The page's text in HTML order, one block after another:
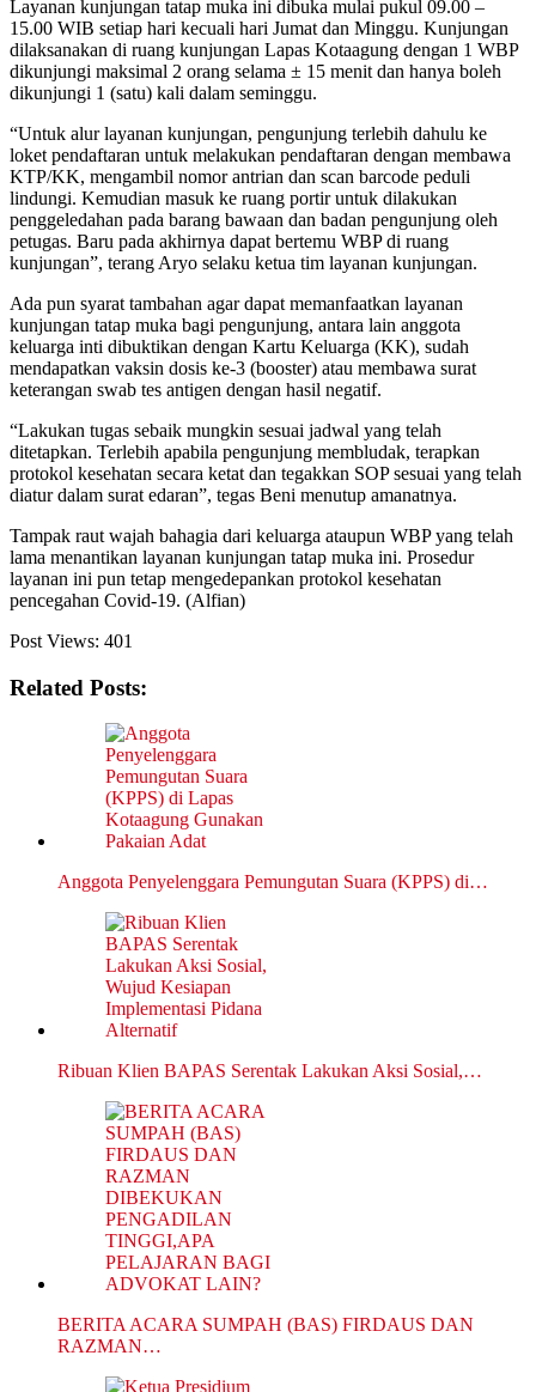
Layanan kunjungan tatap muka ini dibuka mulai pukul 09.00 –
15.00 WIB setiap hari kecuali hari Jumat dan Minggu. Kunjungan
dilaksanakan di ruang kunjungan Lapas Kotaagung dengan 1 WBP
dikunjungi maksimal 2 orang selama ± 15 menit dan hanya boleh
dikunjungi 1 (satu) kali dalam seminggu.
“Untuk alur layanan kunjungan, pengunjung terlebih dahulu ke
loket pendaftaran untuk melakukan pendaftaran dengan membawa
KTP/KK, mengambil nomor antrian dan scan barcode peduli
lindungi. Kemudian masuk ke ruang portir untuk dilakukan
penggeledahan pada barang bawaan dan badan pengunjung oleh
petugas. Baru pada akhirnya dapat bertemu WBP di ruang
kunjungan”, terang Aryo selaku ketua tim layanan kunjungan.
Ada pun syarat tambahan agar dapat memanfaatkan layanan
kunjungan tatap muka bagi pengunjung, antara lain anggota
keluarga inti dibuktikan dengan Kartu Keluarga (KK), sudah
mendapatkan vaksin dosis ke-3 (booster) atau membawa surat
keterangan swab tes antigen dengan hasil negatif.
“Lakukan tugas sebaik mungkin sesuai jadwal yang telah
ditetapkan. Terlebih apabila pengunjung membludak, terapkan
protokol kesehatan secara ketat dan tegakkan SOP sesuai yang telah
diatur dalam surat edaran”, tegas Beni menutup amanatnya.
Tampak raut wajah bahagia dari keluarga ataupun WBP yang telah
lama menantikan layanan kunjungan tatap muka ini. Prosedur
layanan ini pun tetap mengedepankan protokol kesehatan
pencegahan Covid-19. (Alfian)
Post Views: 401
Related Posts:
Anggota Penyelenggara Pemungutan Suara (KPPS) di…
Ribuan Klien BAPAS Serentak Lakukan Aksi Sosial,…
BERITA ACARA SUMPAH (BAS) FIRDAUS DAN
RAZMAN…